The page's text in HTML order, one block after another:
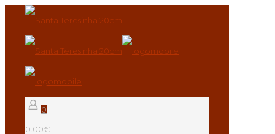
0
0.00€